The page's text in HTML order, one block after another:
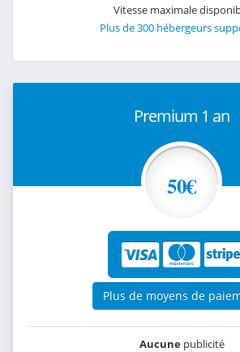
Vitesse maximale
Plus de 300 hébergeurs
Premium 1 an
50€
Plus de moyens de
Aucunepublicité